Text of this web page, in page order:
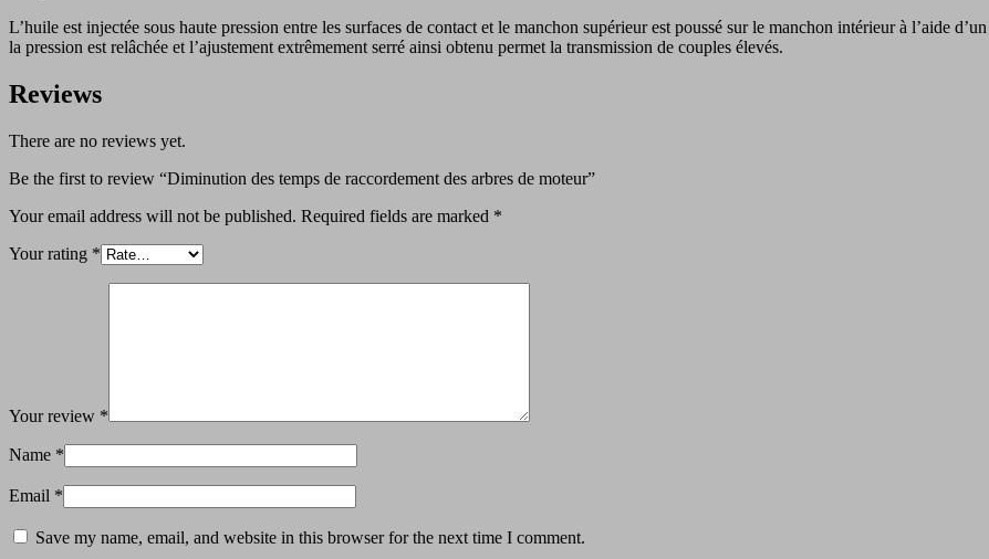
L’huile est injectée sous haute pression entre les surfaces de contact et le manchon supérieur est poussé sur le manchon intérieur à l’aide
la pression est relâchée et l’ajustement extrêmement serré ainsi obtenu permet la transmission de couples élevés.
Reviews
There are no reviews yet.
Be the first to review “Diminution des temps de raccordement des arbres de moteur”
Your email address will not be published. Required fields are marked *
Your rating *
Your review *
Name *
Email *
Save my name, email, and website in this browser for the next time I comment.